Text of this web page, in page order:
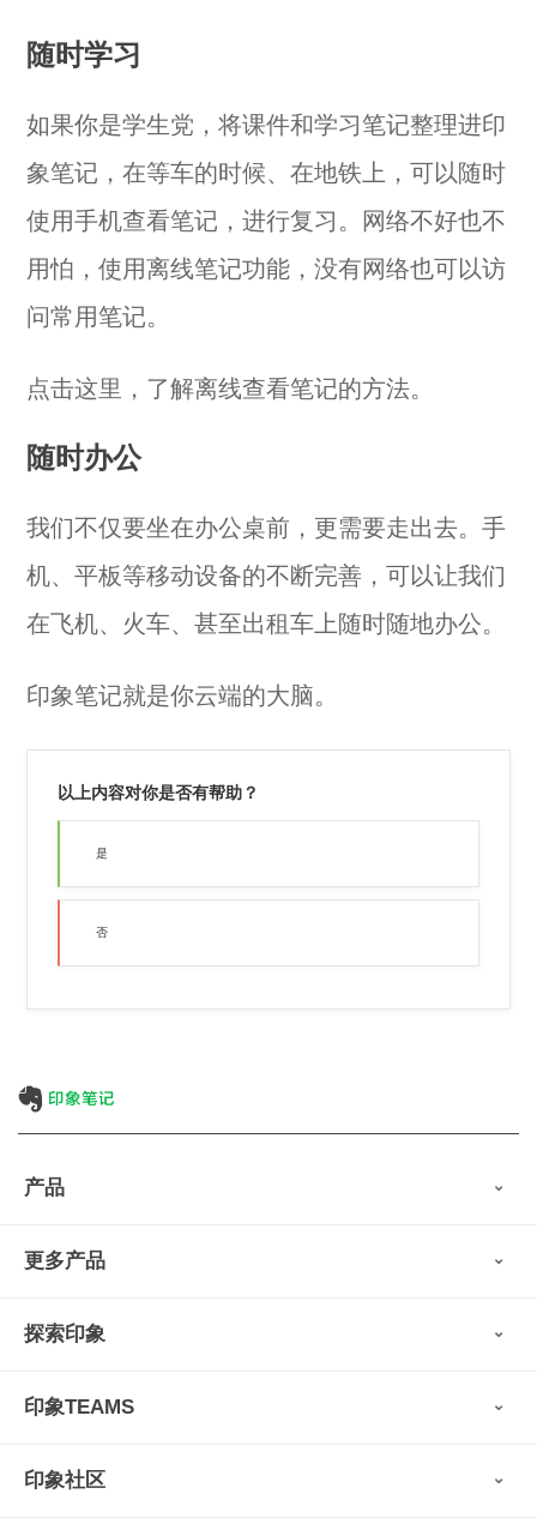
随时学习
如果你是学生党，将课件和学习笔记整理进印
象笔记，在等车的时候、在地铁上，可以随时
使用手机查看笔记，进行复习。网络不好也不
用怕，使用离线笔记功能，没有网络也可以访
问常用笔记。
点击这里 ，了解离线查看笔记的方法。
随时办公
我们不仅要坐在办公桌前，更需要走出去。手
机、平板等移动设备的不断完善，可以让我们
在飞机、火车、甚至出租车上随时随地办公。
印象笔记就是你云端的大脑。
以上内容对你是否有帮助？
是
否
产品
会员权益
印象笔记·剪藏
更多产品
印象图记
墨笔
扫描宝
收藏家
探索印象
用户故事
视频教程
帮助支持
印象TEAMS
申请试用
印象社区